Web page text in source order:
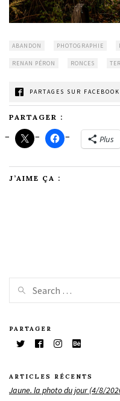
ABANDON PHOTOGRAPHIE
RENAN PÉRON RONCES
PARTAGES SUR
PARTAGER :
Plus
J’AIME ÇA :
PARTAGER
ARTICLES RÉCENTS
Jaune. la photo du jour (4/8/